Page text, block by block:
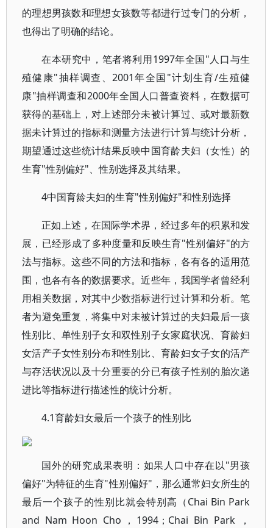
的理想男孩数和理想女孩数等都进行过专门的分析，
也得出了明确的结论。
在本研究中，笔者将利用1997年全国"人口与生
殖健康"抽样调查、2001年全国"计划生育/生殖健
康"抽样调查和2000年全国人口普查资料，在数据可
获得的基础上，对上述部分未被计算过、或对最新数
据未计算过的指标和测量方法进行计算与统计分析，
期望通过这些统计结果反映中国育龄夫妇（女性）的
生育"性别偏好"、性别选择及其结果。
4中国育龄夫妇的生育"性别偏好"和性别选择
正如上述，在国际学术界，经过多年的积累和发
展，已经形成了多种度量和反映生育"性别偏好"的方
法与指标。这些不同的方法和指标，各有各的适用范
围，也各有各的数据要求。近些年，我国学者曾经利
用相关数据，对其中少数指标进行过计算和分析。笔
者为避免重复，将集中对未被计算过的夫妇最后一孩
性别比、单性别子女和双性别子女家庭状况、育龄妇
女活产子女性别分布和性别比、育龄妇女子女的活产
与存活状况以及十分重要的分已有孩子性别的胎次递
进比等指标进行描述性的统计分析。
4.1育龄妇女最后一个孩子的性别比
国外的研究成果表明：如果人口中存在以"男孩
偏好"为特征的生育"性别偏好"，那么通常妇女所生的
最后一个孩子的性别比就会特别高（Chai Bin Park
and Nam Hoon Cho，1994；Chai Bin Park ，